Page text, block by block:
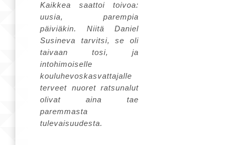
Kaikkea saattoi toivoa:
uusia, parempia
päiviäkin. Niitä Daniel
Susineva tarvitsi, se oli
taivaan tosi, ja
intohimoiselle
kouluhevoskasvattajalle
terveet nuoret ratsunalut
olivat aina tae
paremmasta
tulevaisuudesta.